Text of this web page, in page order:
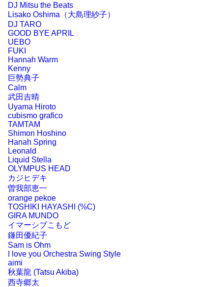
DJ Mitsu the Beats
Lisako Oshima（大島理紗子）
DJ TARO
GOOD BYE APRIL
UEBO
FUKI
Hannah Warm
Kenny
巨勢典子
Calm
武田吉晴
Uyama Hiroto
cubismo grafico
TAMTAM
Shimon Hoshino
Hanah Spring
Leonald
Liquid Stella
OLYMPUS HEAD
カジヒデキ
曽我部恵一
orange pekoe
TOSHIKI HAYASHI (%C)
GIRA MUNDO
イマーシブこもど
鎌田優紀子
Sam is Ohm
I love you Orchestra Swing Style
aimi
秋葉龍 (Tatsu Akiba)
西寺郷太